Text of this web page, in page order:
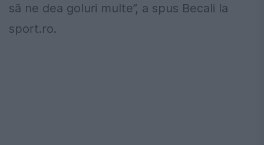
să ne dea goluri multe”, a spus Becali la
sport.ro.